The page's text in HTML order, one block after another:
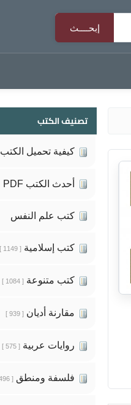
تصنيف الكتب
كيفية تحميل الكتب
أحدث الكتب PDF
كتب علم النفس
كتب إسلامية [ 1149 ]
كتب متنوعة [ 1084 ]
مقارنة أديان [ 939 ]
روايات عربية [ 575 ]
فلسفة ومنطق [ 496 ]